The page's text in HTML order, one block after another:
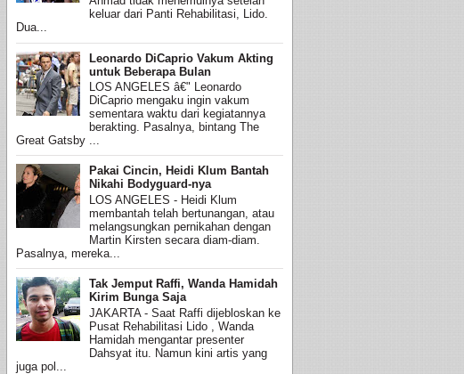
keluar dari Panti Rehabilitasi, Lido.
Dua...
Leonardo DiCaprio Vakum Akting
untuk Beberapa Bulan
LOS ANGELES â€" Leonardo
DiCaprio mengaku ingin vakum
sementara waktu dari kegiatannya
berakting. Pasalnya, bintang The
Great Gatsby ...
Pakai Cincin, Heidi Klum Bantah
Nikahi Bodyguard-nya
LOS ANGELES - Heidi Klum
membantah telah bertunangan, atau
melangsungkan pernikahan dengan
Martin Kirsten secara diam-diam.
Pasalnya, mereka...
Tak Jemput Raffi, Wanda Hamidah
Kirim Bunga Saja
JAKARTA - Saat Raffi dijebloskan ke
Pusat Rehabilitasi Lido , Wanda
Hamidah mengantar presenter
Dahsyat itu. Namun kini artis yang
juga pol...